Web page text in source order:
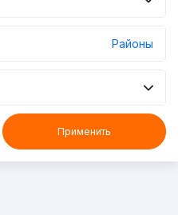
Районы
Применить